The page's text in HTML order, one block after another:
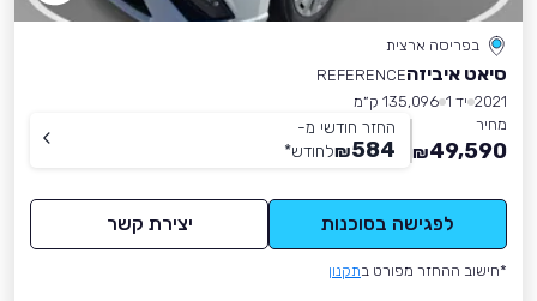
בפריסה ארצית
סיאט איביזהREFERENCE
2021 יד 1
135,096 ק״מ
מחיר
49,590
₪
החזר חודשי מ-
584
₪לחודש*
לפגישה בסוכנות יצירת קשר
*חישוב ההחזר מפורט בתקנון